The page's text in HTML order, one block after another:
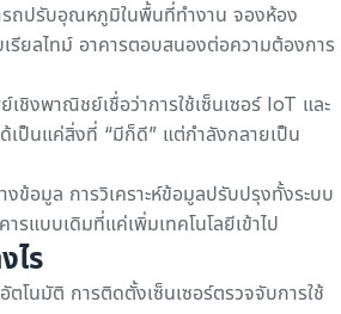
รถปรับอุณหภูมิในพื้นที่ทำงาน จองห้อง
รียลไทม์ อาคารตอบสนองต่อความต้องการ
ชิงพาณิชย์เชื่อว่าการใช้เซ็นเซอร์ IoT และ
เป็นแค่สิ่งที่ “มีก็ดี” แต่กำลังกลายเป็น
ข้อมูล การวิเคราะห์ข้อมูลปรับปรุงทั้งระบบ
รแบบเดิมที่แค่เพิ่มเทคโนโลยีเข้าไป
ไร
โนมัติ การติดตั้งเซ็นเซอร์ตรวจจับการใช้